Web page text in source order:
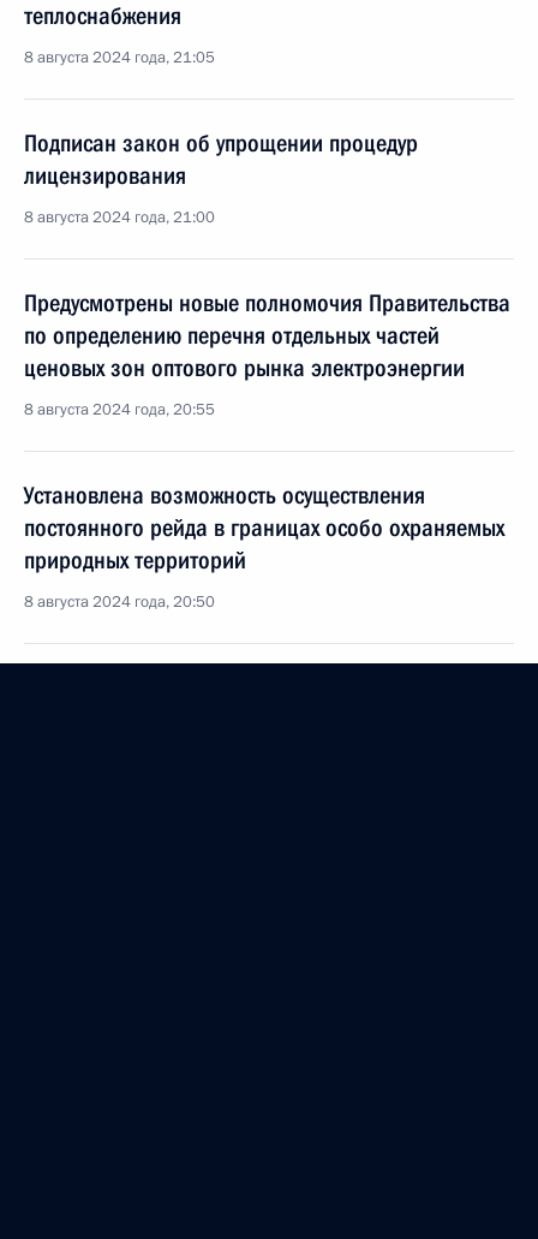
теплоснабжения
8 августа 2024 года, 21:05
Подписан закон об упрощении процедур
лицензирования
8 августа 2024 года, 21:00
Предусмотрены новые полномочия Правительства
по определению перечня отдельных частей
ценовых зон оптового рынка электроэнергии
8 августа 2024 года, 20:55
Установлена возможность осуществления
постоянного рейда в границах особо охраняемых
природных территорий
8 августа 2024 года, 20:50